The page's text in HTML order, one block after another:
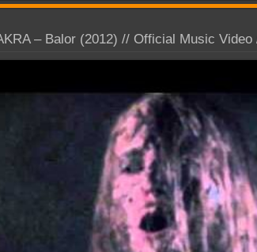
– Balor (2012) // Official Music Video